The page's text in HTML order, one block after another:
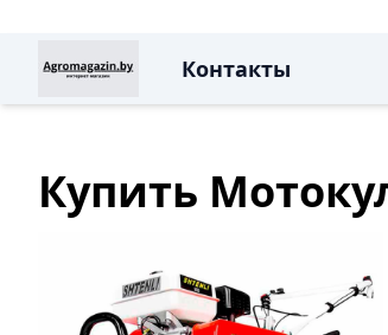
Контакты
Купить